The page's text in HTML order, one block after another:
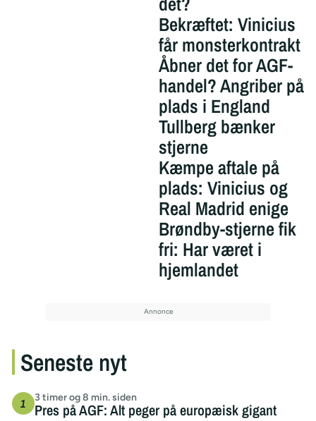
Bekræftet: Vinicius
får monsterkontrakt
Åbner det for AGF-
handel? Angriber på
plads i England
Tullberg bænker
stjerne
Kæmpe aftale på
plads: Vinicius og
Real Madrid enige
Brøndby-stjerne fik
fri: Har været i
hjemlandet
Seneste nyt
3 timer og 8 min. siden
Pres på AGF: Alt peger på europæisk gigant